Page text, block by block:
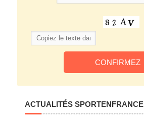
ACTUALITÉS SPORTENFRANCE